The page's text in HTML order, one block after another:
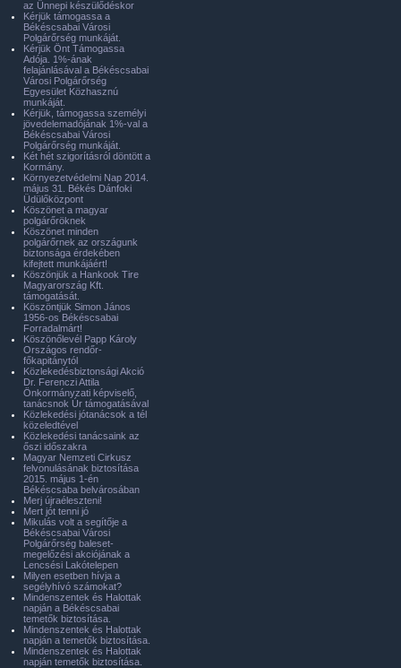
az Ünnepi készülődéskor
Kérjük támogassa a
Békéscsabai Városi
Polgárőrség munkáját.
Kérjük Önt Támogassa
Adója. 1%-ának
felajánlásával a Békéscsabai
Városi Polgárőrség
Egyesület Közhasznú
munkáját.
Kérjük, támogassa személyi
jövedelemadójának 1%-val a
Békéscsabai Városi
Polgárőrség munkáját.
Két hét szigorításról döntött a
Kormány.
Környezetvédelmi Nap 2014.
május 31. Békés Dánfoki
Üdülőközpont
Köszönet a magyar
polgárőröknek
Köszönet minden
polgárőrnek az országunk
biztonsága érdekében
kifejtett munkájáért!
Köszönjük a Hankook Tire
Magyarország Kft.
támogatását.
Köszöntjük Simon János
1956-os Békéscsabai
Forradalmárt!
Köszönőlevél Papp Károly
Országos rendőr-
főkapitánytól
Közlekedésbiztonsági Akció
Dr. Ferenczi Attila
Önkormányzati képviselő,
tanácsnok Úr támogatásával
Közlekedési jótanácsok a tél
közeledtével
Közlekedési tanácsaink az
őszi időszakra
Magyar Nemzeti Cirkusz
felvonulásának biztosítása
2015. május 1-én
Békéscsaba belvárosában
Merj újraéleszteni!
Mert jót tenni jó
Mikulás volt a segítője a
Békéscsabai Városi
Polgárőrség baleset-
megelőzési akciójának a
Lencsési Lakótelepen
Milyen esetben hívja a
segélyhívó számokat?
Mindenszentek és Halottak
napján a Békéscsabai
temetők biztosítása.
Mindenszentek és Halottak
napján a temetők biztosítása.
Mindenszentek és Halottak
napján temetők biztosítása.